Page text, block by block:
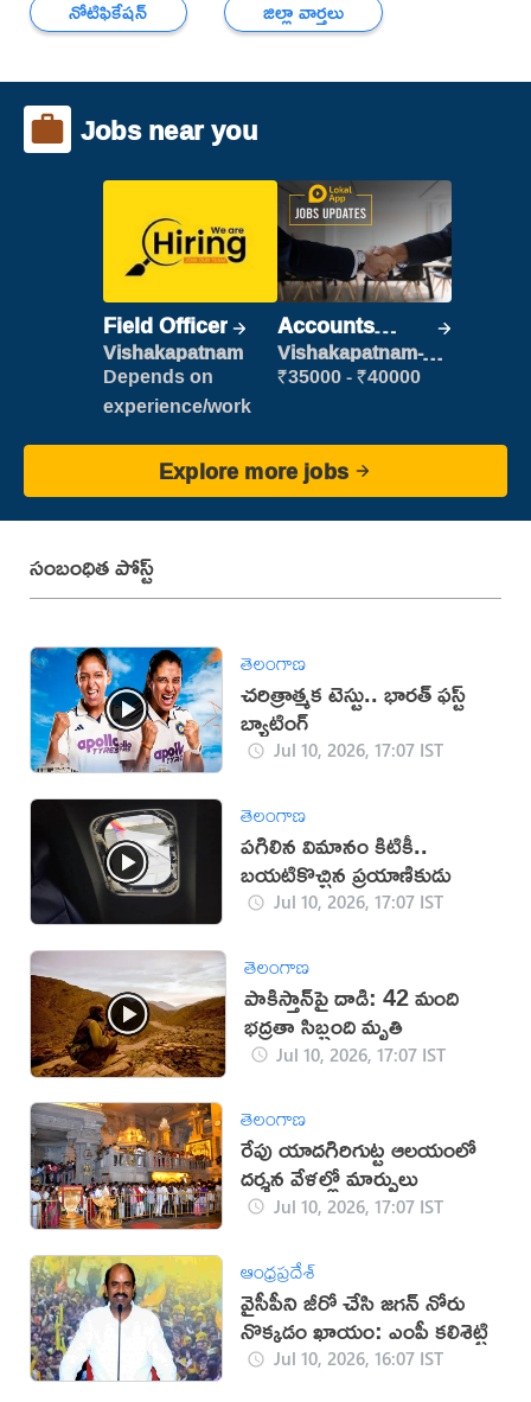
నోటిఫికేషన్ జిల్లా వార్తలు
Jobs near you
Field Officer
Vishakapatnam
Depends on
experience/work
Accounts
Clerk
Vishakapatnam-
new
₹35000 - ₹40000
Explore more jobs
సంబంధిత పోస్ట్
తెలంగాణ
చరిత్రాత్మక టెస్టు.. భారత్‌ ఫస్ట్‌
బ్యాటింగ్‌
Jul 10, 2026, 17:07 IST
తెలంగాణ
పగిలిన విమానం కిటికీ..
బయటికొచ్చిన ప్రయాణికుడు
Jul 10, 2026, 17:07 IST
తెలంగాణ
పాకిస్తాన్‌పై దాడి: 42 మంది
భద్రతా సిబ్బంది మృతి
Jul 10, 2026, 17:07 IST
తెలంగాణ
రేపు యాదగిరిగుట్ట ఆలయంలో
దర్శన వేళల్లో మార్పులు
Jul 10, 2026, 17:07 IST
ఆంధ్రప్రదేశ్
వైసీపీని జీరో చేసి జగన్ నోరు
నొక్కడం ఖాయం: ఎంపీ కలిశెట్టి
Jul 10, 2026, 16:07 IST